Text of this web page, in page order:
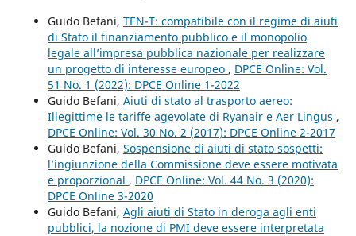
Guido Befani, TEN-T: compatibile con il regime di aiuti
di Stato il finanziamento pubblico e il monopolio
legale all’impresa pubblica nazionale per realizzare
un progetto di interesse europeo , DPCE Online: Vol.
51 No. 1 (2022): DPCE Online 1-2022
Guido Befani, Aiuti di stato al trasporto aereo:
Illegittime le tariffe agevolate di Ryanair e Aer Lingus ,
DPCE Online: Vol. 30 No. 2 (2017): DPCE Online 2-2017
Guido Befani, Sospensione di aiuti di stato sospetti:
l’ingiunzione della Commissione deve essere motivata
e proporzional , DPCE Online: Vol. 44 No. 3 (2020):
DPCE Online 3-2020
Guido Befani, Agli aiuti di Stato in deroga agli enti
pubblici, la nozione di PMI deve essere interpretata